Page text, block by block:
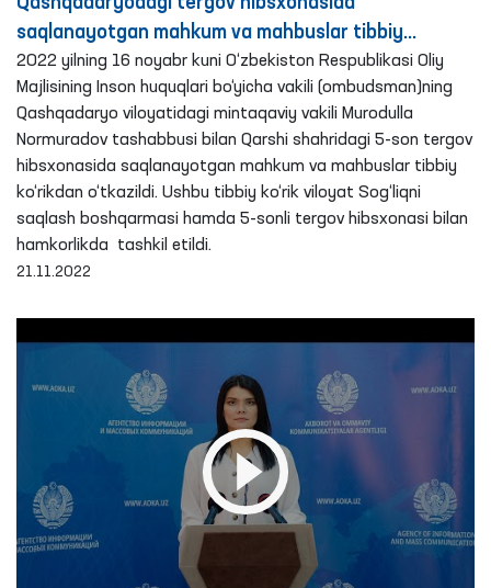
saqlanayotgan mahkum va mahbuslar tibbiy
ko‘rikdan o‘tkazildi
2022 yilning 16 noyabr kuni O‘zbekiston Respublikasi Oliy
Majlisining Inson huquqlari bo‘yicha vakili (ombudsman)ning
Qashqadaryo viloyatidagi mintaqaviy vakili Murodulla
Normuradov tashabbusi bilan Qarshi shahridagi 5-son tergov
hibsxonasida saqlanayotgan mahkum va mahbuslar tibbiy
ko‘rikdan o‘tkazildi. Ushbu tibbiy ko‘rik viloyat Sog‘liqni
saqlash boshqarmasi hamda 5-sonli tergov hibsxonasi bilan
hamkorlikda tashkil etildi.
21.11.2022